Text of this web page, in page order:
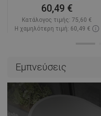
60,49 €
Κατάλογος τιμής: 75,60 €
Η χαμηλότερη τιμή: 60,49 €
Εμπνεύσεις